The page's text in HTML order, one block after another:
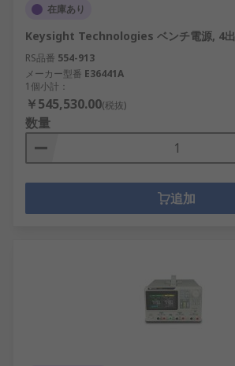
在庫あり
Keysight Technologies ベンチ電源, 4
RS品番 554-913
メーカー型番 E36441A
1個小計：
￥545,530.00(税抜)
数量
追加